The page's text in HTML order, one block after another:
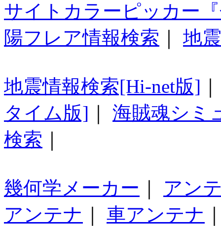
サイトカラーピッカー
陽フレア情報検索
地
地震情報検索[Hi-net版]
タイム版]
海賊魂シミ
検索
幾何学メーカー
アン
アンテナ
車アンテナ